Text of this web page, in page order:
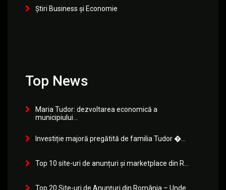
Știri Business și Economie
Top News
Maria Tudor: dezvoltarea economică a
municipiului...
Investiție majoră pregătită de familia Tudor �...
Top 10 site-uri de anunțuri și marketplace din R...
Top 20 Site-uri de Anunțuri din România – Unde...